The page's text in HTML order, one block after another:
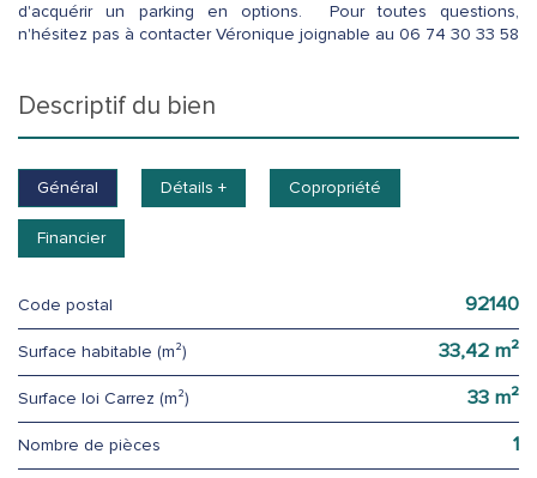
d'acquérir un parking en options. Pour toutes questions,
n'hésitez pas à contacter Véronique joignable au 06 74 30 33 58
descriptif du bien
Général Détails + Copropriété
Financier
Code postal 92140
Surface habitable (m²) 33,42 m²
Surface loi Carrez (m²) 33 m²
Nombre de pièces 1